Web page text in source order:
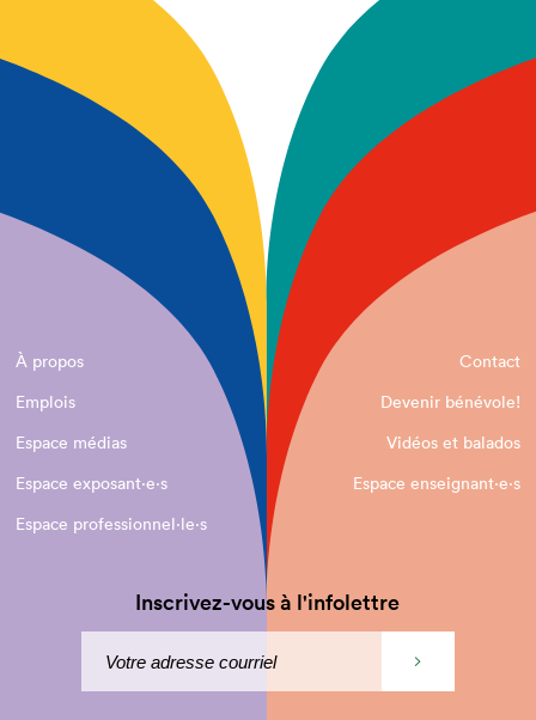
À propos
Contact
Emplois
Devenir bénévole!
Espace médias
Vidéos et balados
Espace exposant·e⋅s
Espace enseignant·e⋅s
Espace professionnel·le⋅s
Inscrivez-vous à l'infolettre